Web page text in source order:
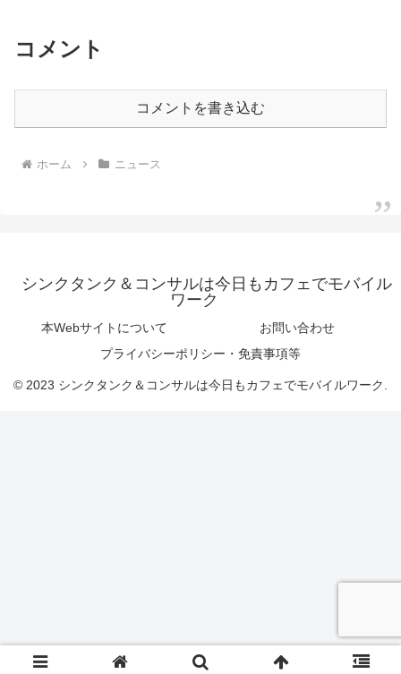
コメント
コメントを書き込む
ホーム ニュース
シンクタンク＆コンサルは今日もカフェでモバイル
ワーク
本Webサイトについて
お問い合わせ
プライバシーポリシー・免責事項等
© 2023 シンクタンク＆コンサルは今日もカフェでモバイルワーク.